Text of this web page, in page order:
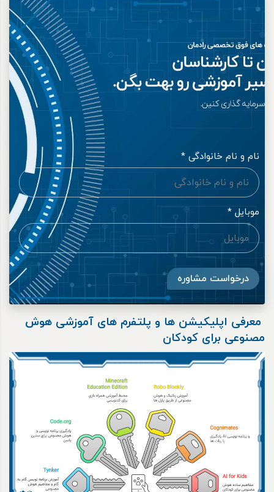
نام و نام خانوادگی *
موبایل *
درخواست مشاوره
معرفی اپلیکیشن ها و پلتفرم های آموزشی هوش
مصنوعی برای کودکان